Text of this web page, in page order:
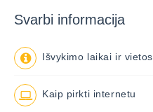
Svarbi informacija
Išvykimo laikai ir vietos
Kaip pirkti internetu